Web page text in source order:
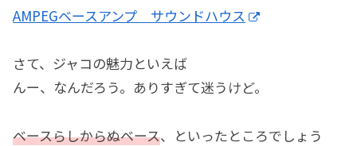
AMPEGベースアンプ サウンドハウス
さて、ジャコの魅力といえば
んー、なんだろう。ありすぎて迷うけど。
ベースらしからぬベース、といったところでしょう